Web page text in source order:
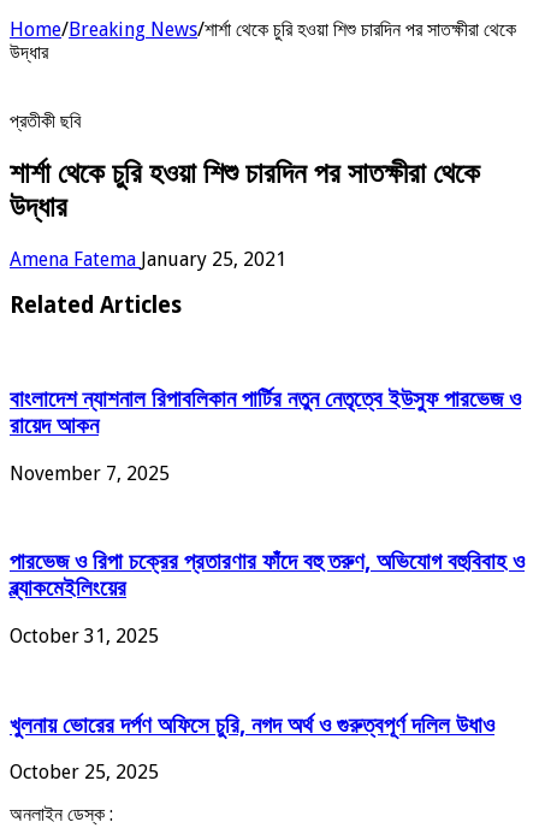
Home/Breaking News/শার্শা থেকে চুরি হওয়া শিশু চারদিন পর সাতক্ষীরা থেকে
উদ্ধার
প্রতীকী ছবি
শার্শা থেকে চুরি হওয়া শিশু চারদিন পর সাতক্ষীরা থেকে
উদ্ধার
Amena Fatema January 25, 2021
Related Articles
বাংলাদেশ ন্যাশনাল রিপাবলিকান পার্টির নতুন নেতৃত্বে ইউসুফ পারভেজ ও
রায়েদ আকন
November 7, 2025
পারভেজ ও রিপা চক্রের প্রতারণার ফাঁদে বহু তরুণ, অভিযোগ বহুবিবাহ ও
ব্ল্যাকমেইলিংয়ের
October 31, 2025
খুলনায় ভোরের দর্পণ অফিসে চুরি, নগদ অর্থ ও গুরুত্বপূর্ণ দলিল উধাও
October 25, 2025
অনলাইন ডেস্ক :